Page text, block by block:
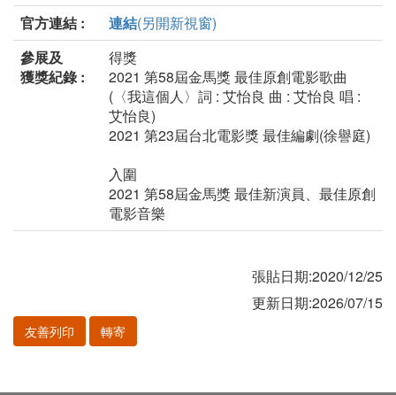
官方連結 :
連結(另開新視窗)
參展及
獲獎紀錄 :
得獎
2021 第58屆金馬獎 最佳原創電影歌曲
(〈我這個人〉詞 : 艾怡良 曲 : 艾怡良 唱 :
艾怡良)
2021 第23屆台北電影獎 最佳編劇(徐譽庭)
入圍
2021 第58屆金馬獎 最佳新演員、最佳原創
電影音樂
張貼日期:2020/12/25
更新日期:2026/07/15
友善列印 轉寄